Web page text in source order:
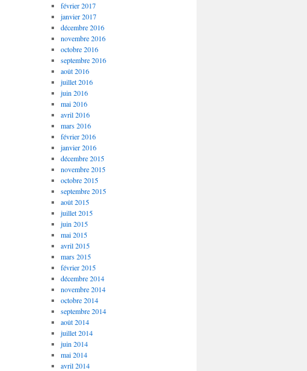
février 2017
janvier 2017
décembre 2016
novembre 2016
octobre 2016
septembre 2016
août 2016
juillet 2016
juin 2016
mai 2016
avril 2016
mars 2016
février 2016
janvier 2016
décembre 2015
novembre 2015
octobre 2015
septembre 2015
août 2015
juillet 2015
juin 2015
mai 2015
avril 2015
mars 2015
février 2015
décembre 2014
novembre 2014
octobre 2014
septembre 2014
août 2014
juillet 2014
juin 2014
mai 2014
avril 2014